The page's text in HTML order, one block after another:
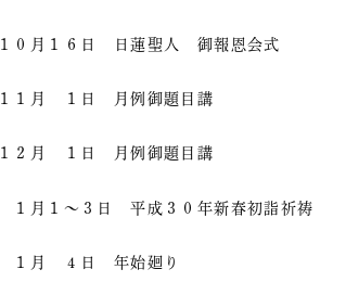
１０月１６日 日蓮聖人 御報恩会式
１１月 １日 月例御題目講
１２月 １日 月例御題目講
１月１～３日 平成３０年新春初詣祈祷
１月 ４日 年始廻り